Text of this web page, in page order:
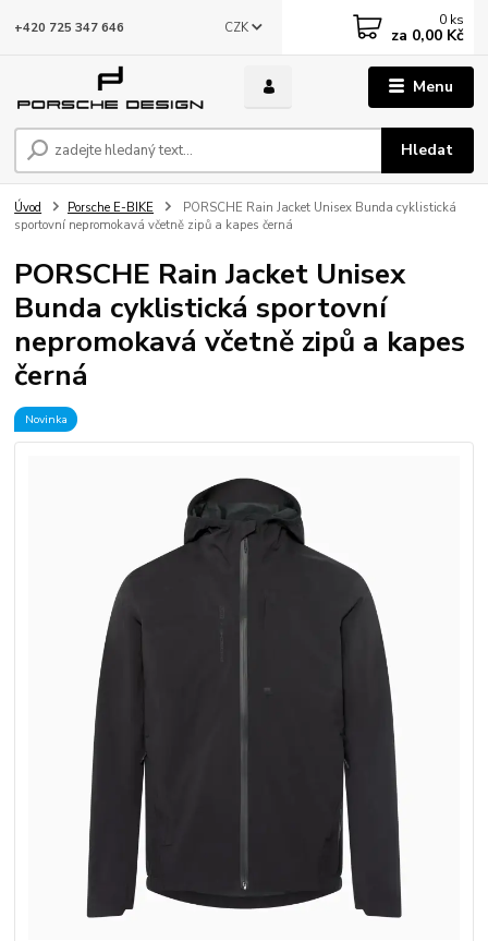
Menu
CZK
Hledat
+420 725 347 646 0 ks
za 0,00 Kč
Úvod Porsche E-BIKE
PORSCHE Rain Jacket Unisex Bunda cyklistická
sportovní nepromokavá včetně zipů a kapes černá
PORSCHE Rain Jacket Unisex
Bunda cyklistická sportovní
nepromokavá včetně zipů a kapes
černá
Novinka